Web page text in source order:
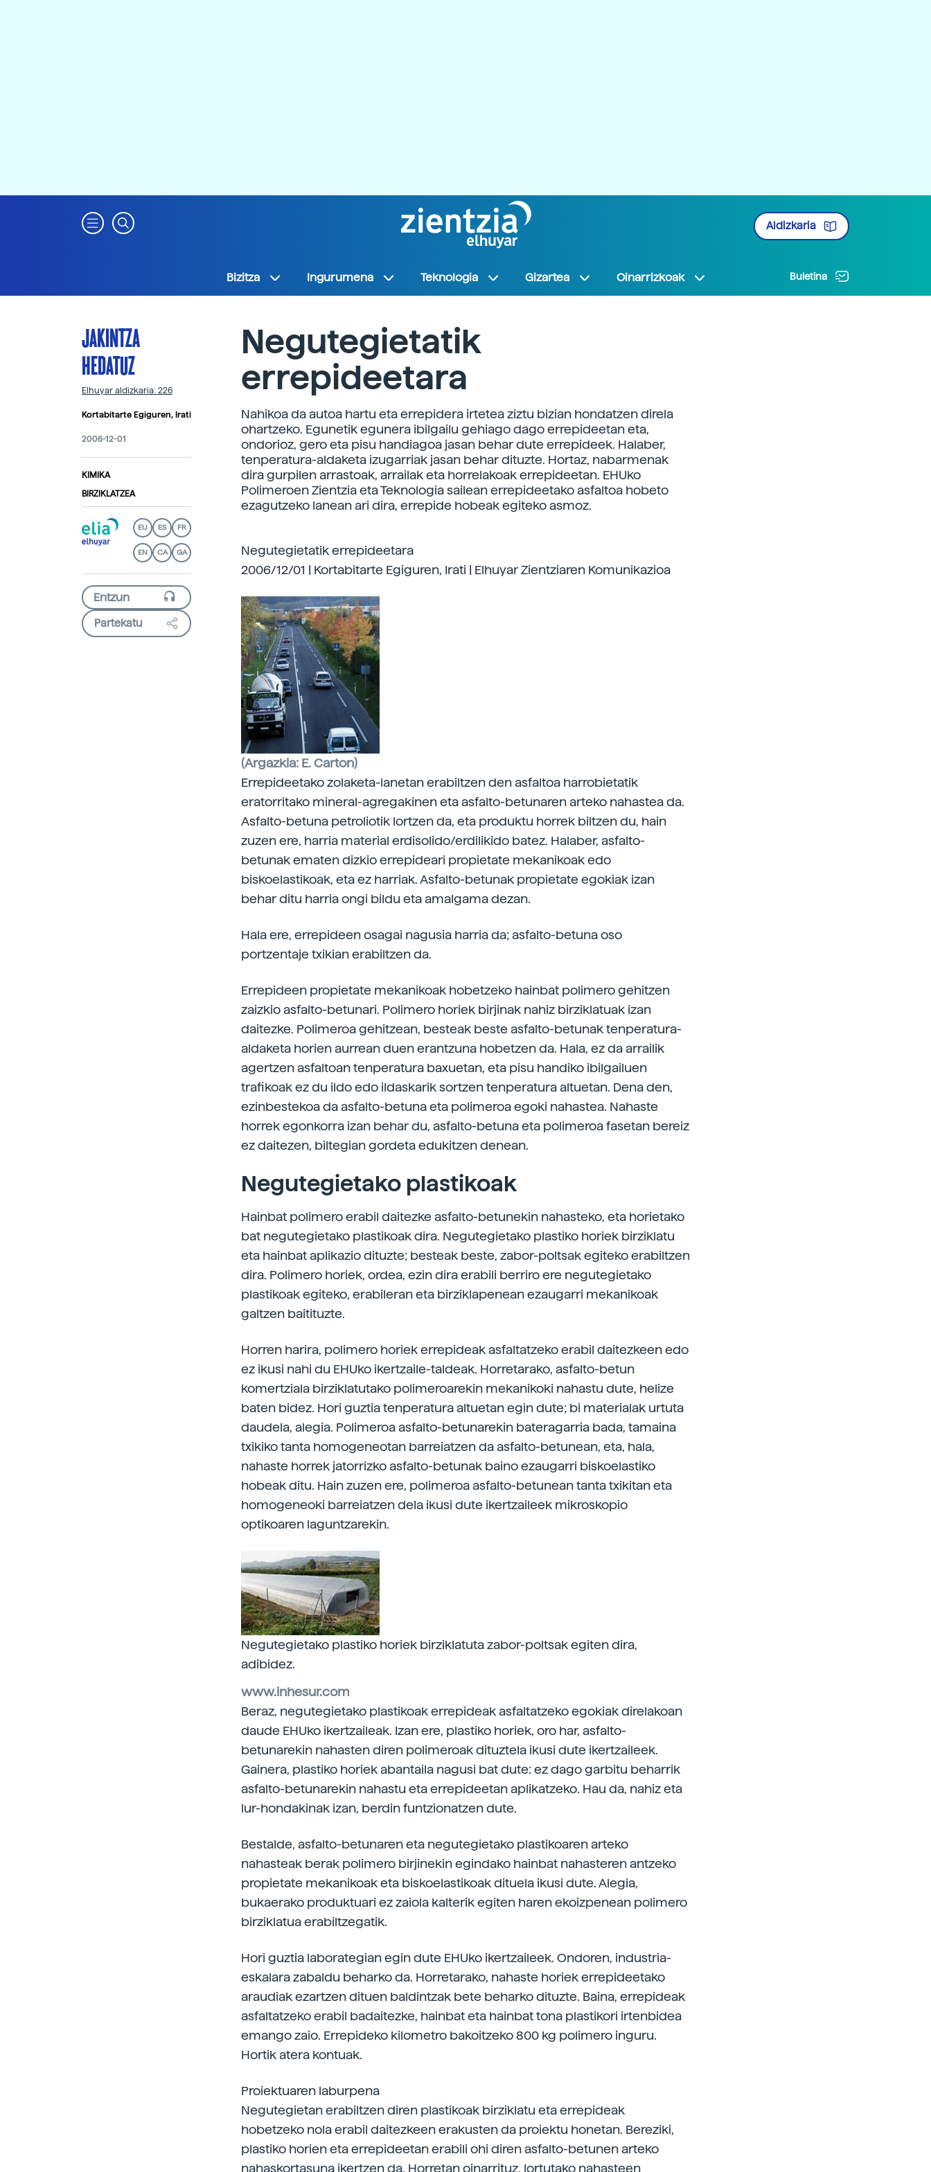
Aldizkaria
Bizitza Ingurumena Teknologia Gizartea Oinarrizkoak Buletina
JAKINTZA
HEDATUZ
Elhuyar aldizkaria: 226
Kortabitarte Egiguren, Irati
2006-12-01
KIMIKA
BIRZIKLATZEA
EU ES FR
EN CA GA
Partekatu
Negutegietatik
errepideetara
Nahikoa da autoa hartu eta errepidera irtetea ziztu bizian hondatzen direla
ohartzeko. Egunetik egunera ibilgailu gehiago dago errepideetan eta,
ondorioz, gero eta pisu handiagoa jasan behar dute errepideek. Halaber,
tenperatura-aldaketa izugarriak jasan behar dituzte. Hortaz, nabarmenak
dira gurpilen arrastoak, arrailak eta horrelakoak errepideetan. EHUko
Polimeroen Zientzia eta Teknologia sailean errepideetako asfaltoa hobeto
ezagutzeko lanean ari dira, errepide hobeak egiteko asmoz.
Negutegietatik errepideetara
2006/12/01 | Kortabitarte Egiguren, Irati | Elhuyar Zientziaren Komunikazioa
(Argazkia: E. Carton)
Errepideetako zolaketa-lanetan erabiltzen den asfaltoa harrobietatik
eratorritako mineral-agregakinen eta asfalto-betunaren arteko nahastea da.
Asfalto-betuna petroliotik lortzen da, eta produktu horrek biltzen du, hain
zuzen ere, harria material erdisolido/erdilikido batez. Halaber, asfalto-
betunak ematen dizkio errepideari propietate mekanikoak edo
biskoelastikoak, eta ez harriak. Asfalto-betunak propietate egokiak izan
behar ditu harria ongi bildu eta amalgama dezan.
Hala ere, errepideen osagai nagusia harria da; asfalto-betuna oso
portzentaje txikian erabiltzen da.
Errepideen propietate mekanikoak hobetzeko hainbat polimero gehitzen
zaizkio asfalto-betunari. Polimero horiek birjinak nahiz birziklatuak izan
daitezke. Polimeroa gehitzean, besteak beste asfalto-betunak tenperatura-
aldaketa horien aurrean duen erantzuna hobetzen da. Hala, ez da arrailik
agertzen asfaltoan tenperatura baxuetan, eta pisu handiko ibilgailuen
trafikoak ez du ildo edo ildaskarik sortzen tenperatura altuetan. Dena den,
ezinbestekoa da asfalto-betuna eta polimeroa egoki nahastea. Nahaste
horrek egonkorra izan behar du, asfalto-betuna eta polimeroa fasetan bereiz
ez daitezen, biltegian gordeta edukitzen denean.
Negutegietako plastikoak
Hainbat polimero erabil daitezke asfalto-betunekin nahasteko, eta horietako
bat negutegietako plastikoak dira. Negutegietako plastiko horiek birziklatu
eta hainbat aplikazio dituzte; besteak beste, zabor-poltsak egiteko erabiltzen
dira. Polimero horiek, ordea, ezin dira erabili berriro ere negutegietako
plastikoak egiteko, erabileran eta birziklapenean ezaugarri mekanikoak
galtzen baitituzte.
Horren harira, polimero horiek errepideak asfaltatzeko erabil daitezkeen edo
ez ikusi nahi du EHUko ikertzaile-taldeak. Horretarako, asfalto-betun
komertziala birziklatutako polimeroarekin mekanikoki nahastu dute, helize
baten bidez. Hori guztia tenperatura altuetan egin dute; bi materialak urtuta
daudela, alegia. Polimeroa asfalto-betunarekin bateragarria bada, tamaina
txikiko tanta homogeneotan barreiatzen da asfalto-betunean, eta, hala,
nahaste horrek jatorrizko asfalto-betunak baino ezaugarri biskoelastiko
hobeak ditu. Hain zuzen ere, polimeroa asfalto-betunean tanta txikitan eta
homogeneoki barreiatzen dela ikusi dute ikertzaileek mikroskopio
optikoaren laguntzarekin.
Negutegietako plastiko horiek birziklatuta zabor-poltsak egiten dira,
adibidez.
www.inhesur.com
Beraz, negutegietako plastikoak errepideak asfaltatzeko egokiak direlakoan
daude EHUko ikertzaileak. Izan ere, plastiko horiek, oro har, asfalto-
betunarekin nahasten diren polimeroak dituztela ikusi dute ikertzaileek.
Gainera, plastiko horiek abantaila nagusi bat dute: ez dago garbitu beharrik
asfalto-betunarekin nahastu eta errepideetan aplikatzeko. Hau da, nahiz eta
lur-hondakinak izan, berdin funtzionatzen dute.
Bestalde, asfalto-betunaren eta negutegietako plastikoaren arteko
nahasteak berak polimero birjinekin egindako hainbat nahasteren antzeko
propietate mekanikoak eta biskoelastikoak dituela ikusi dute. Alegia,
bukaerako produktuari ez zaiola kalterik egiten haren ekoizpenean polimero
birziklatua erabiltzegatik.
Hori guztia laborategian egin dute EHUko ikertzaileek. Ondoren, industria-
eskalara zabaldu beharko da. Horretarako, nahaste horiek errepideetako
araudiak ezartzen dituen baldintzak bete beharko dituzte. Baina, errepideak
asfaltatzeko erabil badaitezke, hainbat eta hainbat tona plastikori irtenbidea
emango zaio. Errepideko kilometro bakoitzeko 800 kg polimero inguru.
Hortik atera kontuak.
Proiektuaren laburpena
Negutegietan erabiltzen diren plastikoak birziklatu eta errepideak
hobetzeko nola erabil daitezkeen erakusten da proiektu honetan. Bereziki,
plastiko horien eta errepideetan erabili ohi diren asfalto-betunen arteko
nahaskortasuna ikertzen da. Horretan oinarrituz, lortutako nahasteen